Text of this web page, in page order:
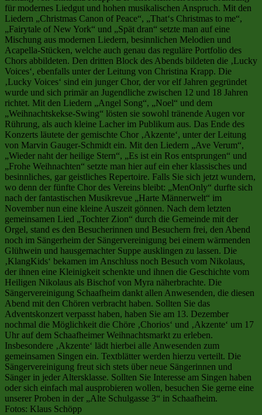
für modernes Liedgut und hohen musikalischen Anspruch. Mit den
Liedern „Christmas Canon of Peace“, „That‘s Christmas to me“,
„Fairytale of New York“ und „Spät dran“ setzte man auf eine
Mischung aus modernen Liedern, besinnlichen Melodien und
Acapella-Stücken, welche auch genau das reguläre Portfolio des
Chors abbildeten. Den dritten Block des Abends bildeten die ‚Lucky
Voices‘, ebenfalls unter der Leitung von Christina Krapp. Die
‚Lucky Voices‘ sind ein junger Chor, der vor elf Jahren gegründet
wurde und sich primär an Jugendliche zwischen 12 und 18 Jahren
richtet. Mit den Liedern „Angel Song“, „Noel“ und dem
„Weihnachtskekse-Swing“ lösten sie sowohl tränende Augen vor
Rührung, als auch kleine Lacher im Publikum aus. Das Ende des
Konzerts läutete der gemischte Chor ‚Akzente‘, unter der Leitung
von Marvin Gauger-Schmidt ein. Mit den Liedern „Ave Verum“,
„Wieder naht der heilige Stern“, „Es ist ein Ros entsprungen“ und
„Frohe Weihnachten“ setzte man hier auf ein eher klassisches und
besinnliches, gar geistliches Repertoire. Falls Sie sich jetzt wundern,
wo denn der fünfte Chor des Vereins bleibt: „MenOnly“ durfte sich
nach der fantastischen Musikrevue „Harte Männerwelt“ im
November nun eine kleine Auszeit gönnen. Nach dem letzten
gemeinsamen Lied „Tochter Zion“ durch die Gemeinde mit der
Orgel, stand es den Besucherinnen und Besuchern frei, den Abend
noch im Sängerheim der Sängervereinigung bei einem wärmenden
Glühwein und hausgemachter Suppe ausklingen zu lassen. Die
‚KlangKids‘ bekamen im Anschluss noch Besuch vom Nikolaus,
der ihnen eine Kleinigkeit schenkte und ihnen die Geschichte vom
Heiligen Nikolaus als Bischof von Myra näherbrachte. Die
Sängervereinigung Schaafheim dankt allen Anwesenden, die diesen
Abend mit den Chören verbracht haben. Sollten Sie das
Adventskonzert verpasst haben, haben Sie am 13. Dezember
nochmal die Möglichkeit die Chöre ‚Chorios‘ und ‚Akzente‘ um 17
Uhr auf dem Schaafheimer Weihnachtsmarkt zu erleben.
Insbesondere ‚Akzente‘ lädt hierbei alle Anwesenden zum
gemeinsamen Singen ein. Textblätter werden hierzu verteilt. Die
Sängervereinigung freut sich stets über neue Sängerinnen und
Sänger in jeder Altersklasse. Sollten Sie Interesse am Singen haben
oder sich einfach mal ausprobieren wollen, besuchen Sie gerne eine
unserer Proben in der „Alte Schulgasse 3“ in Schaafheim.
Fotos: Klaus Schöpp